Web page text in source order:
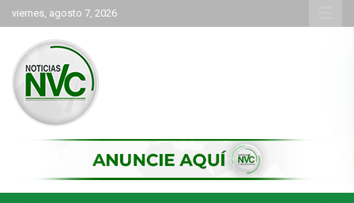
Saltar
al
contenido
viernes, agosto 7, 2026
NVC Noticias